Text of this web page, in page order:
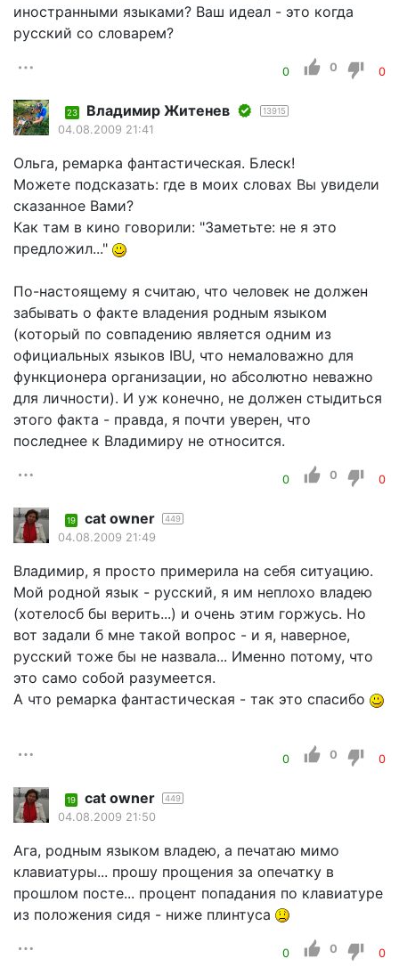
иностранными языками? Ваш идеал - это когда
русский со словарем?
0 0 0
23 Владимир Житенев 13915
04.08.2009 21:41
Ольга, ремарка фантастическая. Блеск!
Можете подсказать: где в моих словах Вы увидели
сказанное Вами?
Как там в кино говорили: "Заметьте: не я это
предложил..."
По-настоящему я считаю, что человек не должен
забывать о факте владения родным языком
(который по совпадению является одним из
официальных языков IBU, что немаловажно для
функционера организации, но абсолютно неважно
для личности). И уж конечно, не должен стыдиться
этого факта - правда, я почти уверен, что
последнее к Владимиру не относится.
0 0 0
19 cat owner 449
04.08.2009 21:49
Владимир, я просто примерила на себя ситуацию.
Мой родной язык - русский, я им неплохо владею
(хотелосб бы верить...) и очень этим горжусь. Но
вот задали б мне такой вопрос - и я, наверное,
русский тоже бы не назвала... Именно потому, что
это само собой разумеется.
А что ремарка фантастическая - так это спасибо
0 0 0
19 cat owner 449
04.08.2009 21:50
Ага, родным языком владею, а печатаю мимо
клавиатуры... прошу прощения за опечатку в
прошлом посте... процент попадания по клавиатуре
из положения сидя - ниже плинтуса
0 0 0